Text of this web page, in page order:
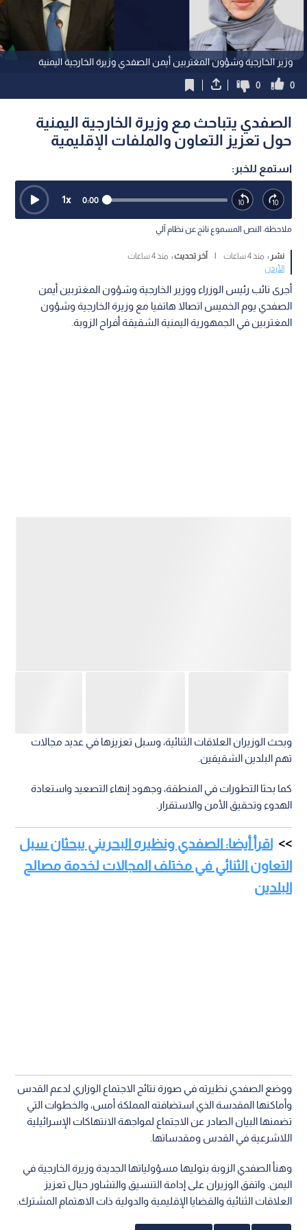
وزير الخارجية وشؤون المغتربين أيمن الصفدي وزيرة الخارجية اليمنية
0
0
الصفدي يتباحث مع وزيرة الخارجية اليمنية
حول تعزيز التعاون والملفات الإقليمية
استمع للخبر:
0:00
1x
ملاحظة: النص المسموع ناتج عن نظام آلي
نشر : منذ 4 ساعات آخر تحديث : منذ 4 ساعات
الأردن
أجرى نائب رئيس الوزراء ووزير الخارجية وشؤون المغتربين أيمن
الصفدي يوم الخميس اتصالا هاتفيا مع وزيرة الخارجية وشؤون
المغتربين في الجمهورية اليمنية الشقيقة أفراح الزوبة.
وبحث الوزيران العلاقات الثنائية، وسبل تعزيزها في عديد مجالات
تهم البلدين الشقيقين.
كما بحثا التطورات في المنطقة، وجهود إنهاء التصعيد واستعادة
الهدوء وتحقيق الأمن والاستقرار.
اقرأ أيضا: الصفدي ونظيره البحريني يبحثان سبل
التعاون الثنائي في مختلف المجالات لخدمة مصالح
البلدين
ووضع الصفدي نظيرته في صورة نتائج الاجتماع الوزاري لدعم القدس
وأماكنها المقدسة الذي استضافته المملكة أمس، والخطوات التي
تضمنها البيان الصادر عن الاجتماع لمواجهة الانتهاكات الإسرائيلية
اللاشرعية في القدس ومقدساتها.
وهنأ الصفدي الزوبة بتوليها مسؤولياتها الجديدة وزيرة الخارجية في
اليمن. واتفق الوزيران على إدامة التنسيق والتشاور حيال تعزيز
العلاقات الثنائية والقضايا الإقليمية والدولية ذات الاهتمام المشترك.